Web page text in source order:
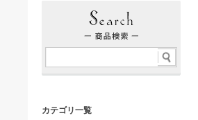
カテゴリ一覧